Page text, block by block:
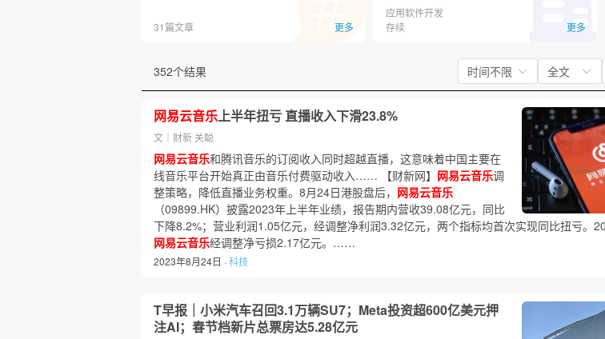
31篇文章 更多
应用软件开发
存续
更多
352个结果 时间不限 全文
网易云音乐上半年扭亏 直播收入下滑23.8%
文｜财新 关聪
网易云音乐和腾讯音乐的订阅收入同时超越直播，这意味着中国主要在
线音乐平台开始真正由音乐付费驱动收入…… 【财新网】 网易云音乐调
整策略，降低直播业务权重。8月24日港股盘后， 网易云音乐
（09899.HK）披露2023年上半年业绩，报告期内营收39.08亿元，同比
下降8.2%；营业利润1.05亿元，经调整净利润3.32亿元，两个指标均首次实现同比扭亏。
网易云音乐经调整净亏损2.17亿元。……
2023年8月24日 ·科技
T早报｜小米汽车召回3.1万辆SU7；Meta投资超600亿美元押
注AI；春节档新片总票房达5.28亿元